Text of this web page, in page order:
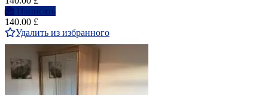
Написать
140.00 £
Удалить из избранного